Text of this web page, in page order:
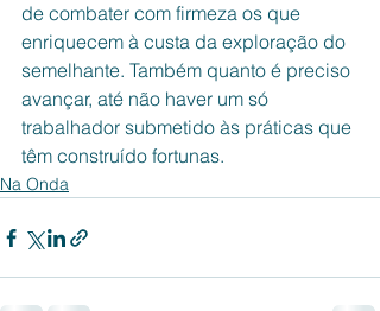
de combater com firmeza os que
enriquecem à custa da exploração do
semelhante. Também quanto é preciso
avançar, até não haver um só
trabalhador submetido às práticas que
têm construído fortunas.
Na Onda